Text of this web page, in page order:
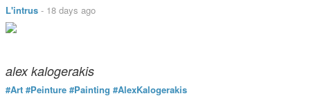
L'intrus - 18 days ago
alex kalogerakis
#Art #Peinture #Painting #AlexKalogerakis